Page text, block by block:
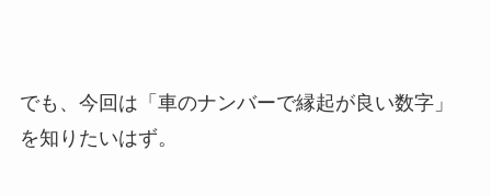
でも、今回は「車のナンバーで縁起が良い数字」
を知りたいはず。